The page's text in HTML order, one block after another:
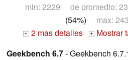
min: 2229 de promedio:
(54%) max:
+ 2 mas detalles +
Mostrar
Geekbench 6.7- Geekbench